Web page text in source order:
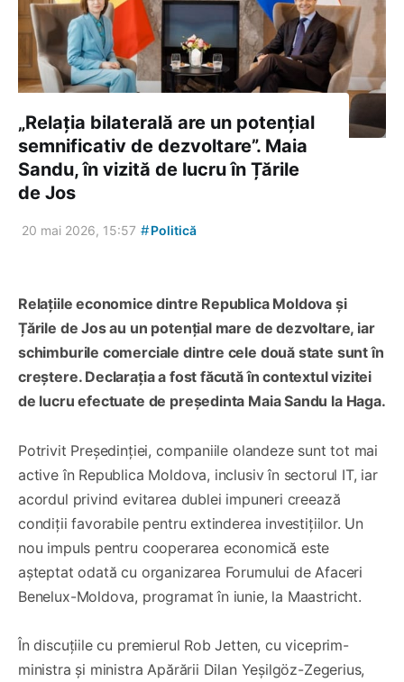
„Relația bilaterală are un potențial
semnificativ de dezvoltare”. Maia
Sandu, în vizită de lucru în Țările
de Jos
20 mai 2026, 15:57 #Politică
Relațiile economice dintre Republica Moldova și
Țările de Jos au un potențial mare de dezvoltare, iar
schimburile comerciale dintre cele două state sunt în
creștere. Declarația a fost făcută în contextul vizitei
de lucru efectuate de președinta Maia Sandu la Haga.
Potrivit Președinției, companiile olandeze sunt tot mai
active în Republica Moldova, inclusiv în sectorul IT, iar
acordul privind evitarea dublei impuneri creează
condiții favorabile pentru extinderea investițiilor. Un
nou impuls pentru cooperarea economică este
așteptat odată cu organizarea Forumului de Afaceri
Benelux-Moldova, programat în iunie, la Maastricht.
În discuțiile cu premierul Rob Jetten, cu viceprim-
ministra și ministra Apărării Dilan Yeşilgöz-Zegerius,